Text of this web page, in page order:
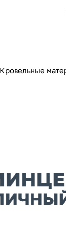
Кровельные